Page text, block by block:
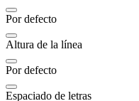
Por defecto
Altura de la línea
Por defecto
Espaciado de letras